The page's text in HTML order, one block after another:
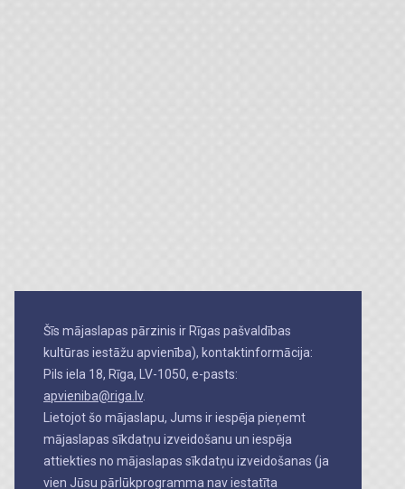
Šīs mājaslapas pārzinis ir Rīgas pašvaldības
kultūras iestāžu apvienība), kontaktinformācija:
Pils iela 18, Rīga, LV-1050, e-pasts:
apvieniba@riga.lv.
Lietojot šo mājaslapu, Jums ir iespēja pieņemt
mājaslapas sīkdatņu izveidošanu un iespēja
attiekties no mājaslapas sīkdatņu izveidošanas (ja
vien Jūsu pārlūkprogramma nav iestatīta